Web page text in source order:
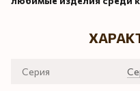
Серия